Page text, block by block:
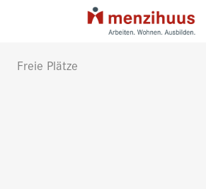
Freie Plätze